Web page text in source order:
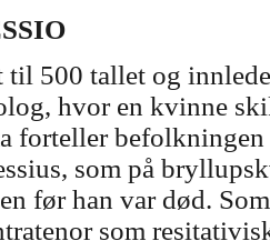
til 500 tallet og
hvor en kvinne
forteller
som på
før han var død.
som